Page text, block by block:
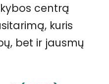
centrą
kuris
bet ir jausmų